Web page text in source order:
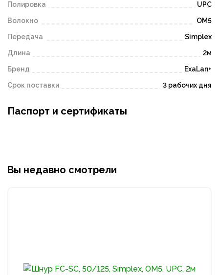
Полировка UPC
Волокно OM5
Передача Simplex
Длина 2м
Бренд ExaLan+
Срок поставки 3 рабочих дня
Паспорт и сертификаты
Вы недавно смотрели